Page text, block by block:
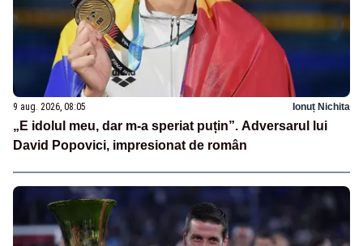
9 aug. 2026, 08:05 Ionuț Nichita
„E idolul meu, dar m-a speriat puțin”. Adversarul lui
David Popovici, impresionat de român